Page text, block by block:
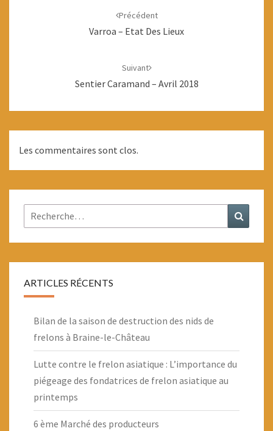
Précédent
Varroa – Etat Des Lieux
Suivant
Sentier Caramand – Avril 2018
Les commentaires sont clos.
Rechercher :
ARTICLES RÉCENTS
Bilan de la saison de destruction des nids de
frelons à Braine-le-Château
Lutte contre le frelon asiatique : L’importance du
piégeage des fondatrices de frelon asiatique au
printemps
6 ème Marché des producteurs